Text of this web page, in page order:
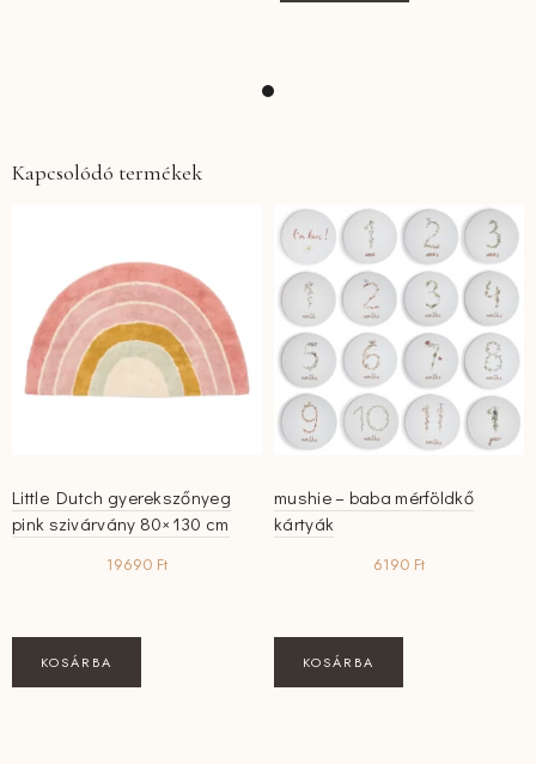
Kapcsolódó termékek
Little Dutch gyerekszőnyeg
pink szivárvány 80×130 cm
19690 Ft
KOSÁRBA
mushie – baba mérföldkő
kártyák
6190 Ft
KOSÁRBA